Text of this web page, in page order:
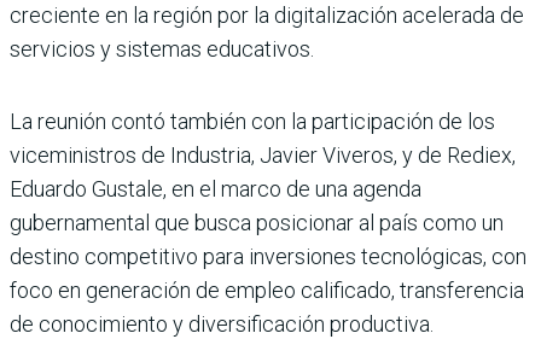
creciente en la región por la digitalización acelerada de
servicios y sistemas educativos.
La reunión contó también con la participación de los
viceministros de Industria, Javier Viveros, y de Rediex,
Eduardo Gustale, en el marco de una agenda
gubernamental que busca posicionar al país como un
destino competitivo para inversiones tecnológicas, con
foco en generación de empleo calificado, transferencia
de conocimiento y diversificación productiva.